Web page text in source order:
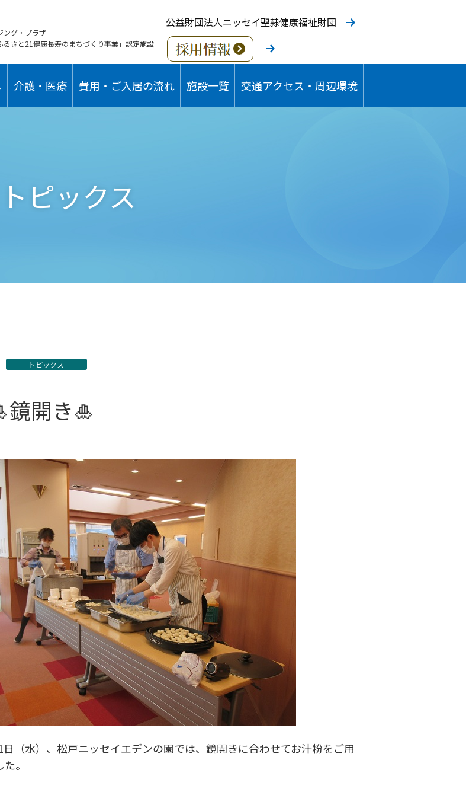
公益財団法人ニッセイ聖隷健康福祉財団
ング・プラザ
るさと21健康長寿のまちづくり事業」認定施設
介護・医療 費用・ご入居の流れ 施設一覧 交通アクセス・周辺環境
トピックス
トピックス
鏡開き🎍
（水）、松戸ニッセイエデンの園では、鏡開きに合わせてお汁粉をご用
。